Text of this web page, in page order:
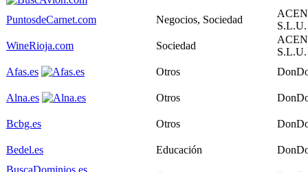
PuntosdeCarnet.com Negocios, Sociedad
S.L.U.
WineRioja.com
Sociedad
S.L.U.
Afas.es
Otros
Alna.es Otros
Bcbg.es Otros
Bedel.es Educación
BuscaDominios.es